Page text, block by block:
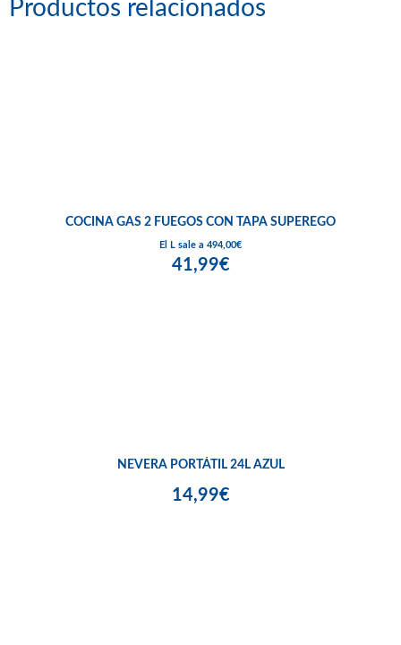
Productos relacionados
COCINA GAS 2 FUEGOS CON TAPA SUPEREGO
El L sale a 494,00€
41,99€
NEVERA PORTÁTIL 24L AZUL
14,99€